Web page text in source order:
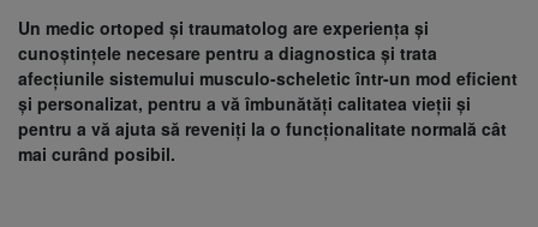
Un medic ortoped și traumatolog are experiența și
cunoștințele necesare pentru a diagnostica și trata
afecțiunile sistemului musculo-scheletic într-un mod eficient
și personalizat, pentru a vă îmbunătăți calitatea vieții și
pentru a vă ajuta să reveniți la o funcționalitate normală cât
mai curând posibil.